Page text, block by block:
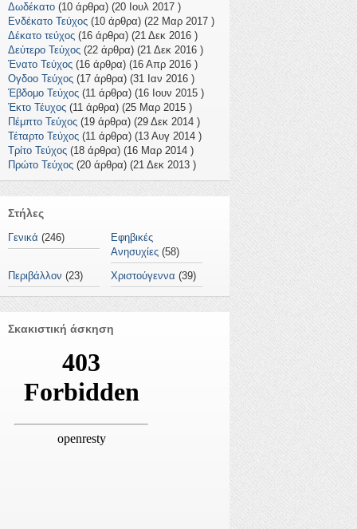
Δωδέκατο (10 άρθρα) (20 Ιουλ 2017 )
Ενδέκατο Τεύχος (10 άρθρα) (22 Μαρ 2017 )
Δέκατο τεύχος (16 άρθρα) (21 Δεκ 2016 )
Δεύτερο Τεύχος (22 άρθρα) (21 Δεκ 2016 )
Ένατο Τεύχος (16 άρθρα) (16 Απρ 2016 )
Ογδοο Τεύχος (17 άρθρα) (31 Ιαν 2016 )
Έβδομο Τεύχος (11 άρθρα) (16 Ιουν 2015 )
Έκτο Τέυχος (11 άρθρα) (25 Μαρ 2015 )
Πέμπτο Τεύχος (19 άρθρα) (29 Δεκ 2014 )
Τέταρτο Τεύχος (11 άρθρα) (13 Αυγ 2014 )
Τρίτο Τεύχος (18 άρθρα) (16 Μαρ 2014 )
Πρώτο Τεύχος (20 άρθρα) (21 Δεκ 2013 )
Στήλες
Γενικά (246)
Εφηβικές
Ανησυχίες (58)
Περιβάλλον (23) Χριστούγεννα (39)
Σκακιστική άσκηση